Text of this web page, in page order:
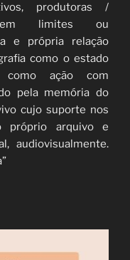
produtoras /
sem limites ou
e própria relação
como o estado
ação com
pela memória do
cujo suporte nos
próprio arquivo e
audiovisualmente.